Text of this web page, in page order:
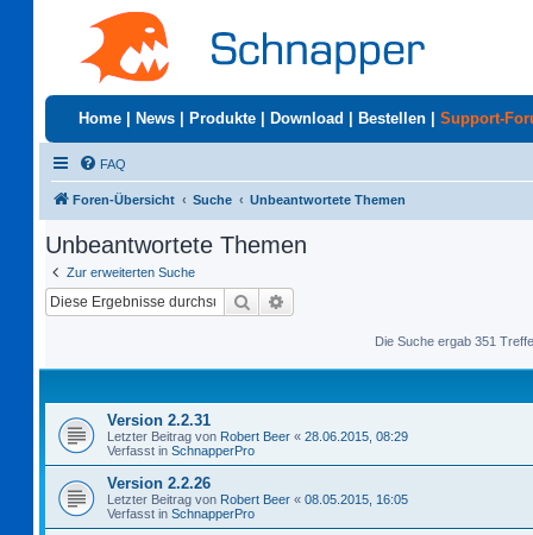
Home News Produkte Download Bestellen Support-
FAQ
Foren-Übersicht Suche Unbeantwortete Themen
Unbeantwortete Themen
Zur erweiterten Suche
Suche
Die Suche ergab 351
Version 2.2.31
Letzter Beitrag von Robert Beer « 28.06.2015, 08:29
Verfasst in SchnapperPro
Version 2.2.26
Letzter Beitrag von Robert Beer « 08.05.2015, 16:05
Verfasst in SchnapperPro